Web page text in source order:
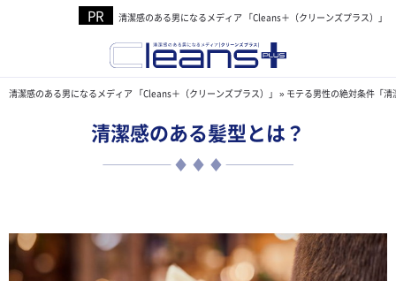
清潔感のある男になるメディア 「Cleans＋（クリーンズプラス）」
清潔感のある男になるメディア 「Cleans＋（クリーンズプラス）」 » モテる男性の絶対条件「
清潔感のある髪型とは？